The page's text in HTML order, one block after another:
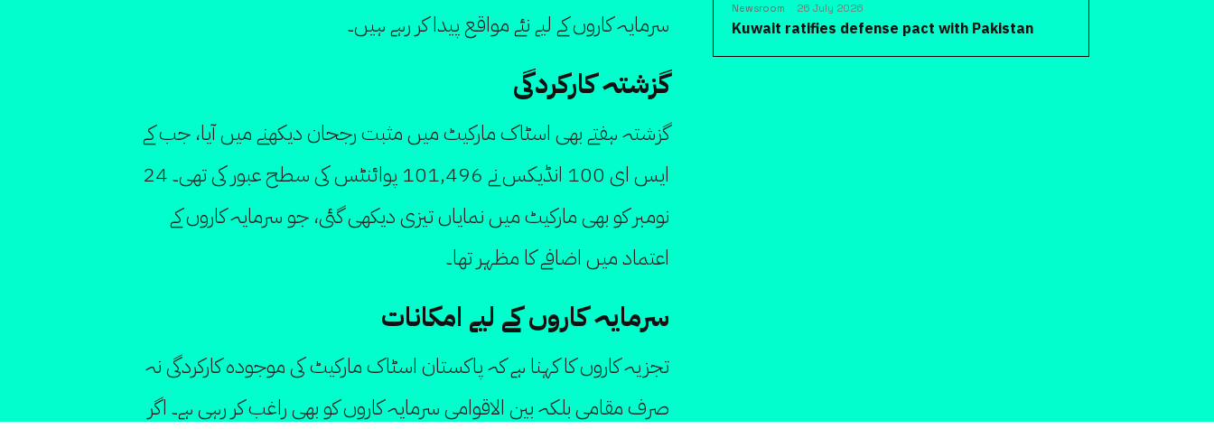
سرمایہ کاروں کے لیے نئے مواقع پیدا کر رہے ہیں۔
گزشتہ کارکردگی
گزشتہ ہفتے بھی اسٹاک مارکیٹ میں مثبت رجحان دیکھنے میں آیا، جب کے
ایس ای 100 انڈیکس نے 101,496 پوائنٹس کی سطح عبور کی تھی۔ 24
نومبر کو بھی مارکیٹ میں نمایاں تیزی دیکھی گئی، جو سرمایہ کاروں کے
اعتماد میں اضافے کا مظہر تھا۔
سرمایہ کاروں کے لیے امکانات
تجزیہ کاروں کا کہنا ہے کہ پاکستان اسٹاک مارکیٹ کی موجودہ کارکردگی نہ
صرف مقامی بلکہ بین الاقوامی سرمایہ کاروں کو بھی راغب کر رہی ہے۔ اگر
Newsroom 26 July 2026
Kuwait ratifies defense pact with Pakistan